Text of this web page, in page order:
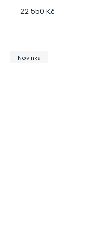
22 550 Kč
Novinka